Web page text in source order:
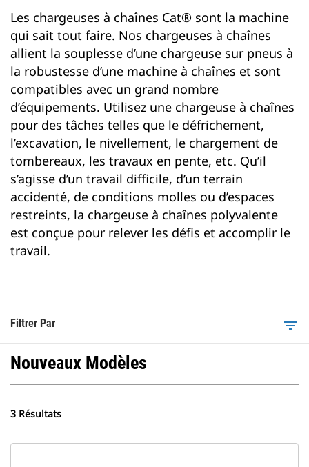
Les chargeuses à chaînes Cat® sont la machine
qui sait tout faire. Nos chargeuses à chaînes
allient la souplesse d’une chargeuse sur pneus à
la robustesse d’une machine à chaînes et sont
compatibles avec un grand nombre
d’équipements. Utilisez une chargeuse à chaînes
pour des tâches telles que le défrichement,
l’excavation, le nivellement, le chargement de
tombereaux, les travaux en pente, etc. Qu’il
s’agisse d’un travail difficile, d’un terrain
accidenté, de conditions molles ou d’espaces
restreints, la chargeuse à chaînes polyvalente
est conçue pour relever les défis et accomplir le
travail.
Filtrer Par filter_list
Nouveaux Modèles
3 Résultats